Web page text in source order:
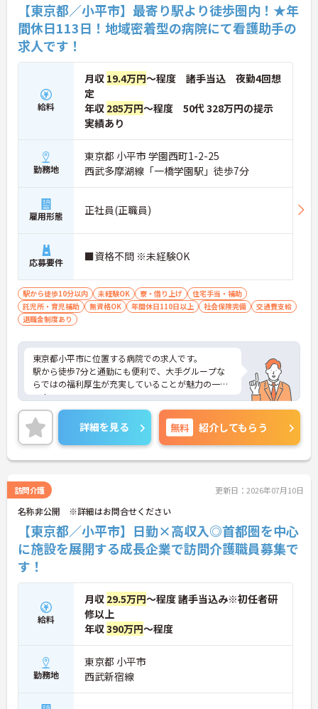
★おすすめPOINT★
【安定した経営基盤とキャリア支援】
・全国140以上の施設を展開し連続増収を続ける安
定法人が運営しています
・資格取得支援や職種別研修制度があり有資格者の
スキルアップを応援しています
・昇格実績もあり頑張りがしっかり評価される風通
しの良い環境です
【最新設備による負担軽減と働きやすさ】
・最新の見守りシステム導入により夜勤時の巡視の
手間を大きく軽減しています
・機器の導入にあたっては誰でも使いこなせるよう
丁寧な指導を実施しています
【生活を支える充実の福利厚生】
・住宅手当や子供手当などご家族の生活もサポート
する手当を完備しています
・1食300円で施設と同じ食事が食べられる食事補助
【東京都／小平市】最寄り駅より徒歩圏内！★年
間休日113日！地域密着型の病院にて看護助手の
求人です！
給料
月収 19.4万円～程度 諸手当込 夜勤4回想
定
年収 285万円～程度 50代 328万円の提示
実績あり
勤務地
東京都 小平市 学園西町1-2-25
西武多摩湖線「一橋学園駅」徒歩7分
雇用形態 正社員(正職員)
応募要件 ■資格不問 ※未経験OK
駅から徒歩10分以内 未経験OK 寮・借り上げ
住宅手当・補助
託児所・育児補助
無資格OK 年間休日110日以上 社会保険完備
交通費支給
退職金制度あり
東京都小平市に位置する病院での求人です。
駅から徒歩7分と通勤にも便利で、大手グループな
らではの福利厚生が充実していることが魅力の一
つ！
看護師はじめ専門職が身近におり、夜勤帯も安心で
す。
ご興味のある方はぜひお気軽にお問い合わせくださ
い。
詳細を見る 無料 紹介してもらう
訪問介護 更新日：2026年07月10日
名称非公開 ※詳細はお問合せください
【東京都／小平市】日勤×高収入◎首都圏を中心
に施設を展開する成長企業で訪問介護職員募集で
す！
給料
月収 29.5万円～程度 諸手当込み※初任者研
修以上
年収390万円～程度
勤務地
東京都 小平市
西武新宿線